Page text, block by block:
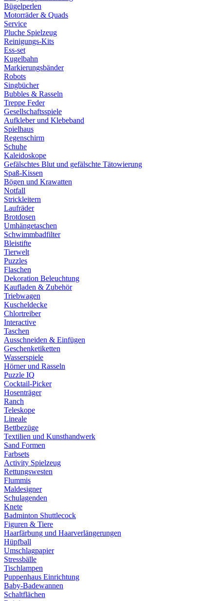
Bügelperlen
Motorräder & Quads
Service
Pluche Spielzeug
Reinigungs-Kits
Ess-set
Kugelbahn
Markierungsbänder
Robots
Singbücher
Bubbles & Rasseln
Treppe Feder
Gesellschaftsspiele
Aufkleber und Klebeband
Spielhaus
Regenschirm
Schuhe
Kaleidoskope
Gefälschtes Blut und gefälschte Tätowierung
Spaß-Kissen
Bögen und Krawatten
Notfall
Strickleitern
Laufräder
Brotdosen
Umhängetaschen
Schwimmbadfilter
Bleistifte
Tierwelt
Puzzles
Flaschen
Dekoration Beleuchtung
Kaufladen & Zubehör
Triebwagen
Kuscheldecke
Chlortreiber
Interactive
Taschen
Ausschneiden & Einfügen
Geschenketiketten
Wasserspiele
Hörner und Rasseln
Puzzle IQ
Cocktail-Picker
Hosenträger
Ranch
Teleskope
Lineale
Bettbezüge
Textilien und Kunsthandwerk
Sand Formen
Farbsets
Activity Spielzeug
Rettungswesten
Flummis
Maldesigner
Schulagenden
Knete
Badminton Shuttlecock
Figuren & Tiere
Haarfärbung und Haarverlängerungen
Hüpfball
Umschlagpapier
Stressbälle
Tischlampen
Puppenhaus Einrichtung
Baby-Badewannen
Schaltflächen